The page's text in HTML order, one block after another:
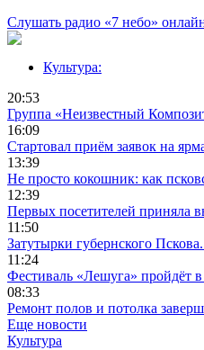
Слушать радио «7 небо»
Культура:
20:53
Группа «Неизвестный
16:09
Стартовал приём заявок на
13:39
Не просто кокошник: как
12:39
Первых посетителей приняла
11:50
Затутырки губернского
11:24
Фестиваль «Лешуга» пройдёт
08:33
Ремонт полов и потолка
Еще новости
Культура